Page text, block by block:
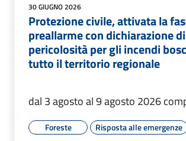
30 GIUGNO 2026
Protezione civile, attivata la
preallarme con dichiarazione
pericolosità per gli incendi
tutto il territorio regionale
dal 3 agosto al 9 agosto 2026
Foreste
Risposta alle emergenze